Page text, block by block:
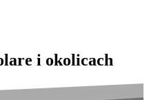
i okolicach